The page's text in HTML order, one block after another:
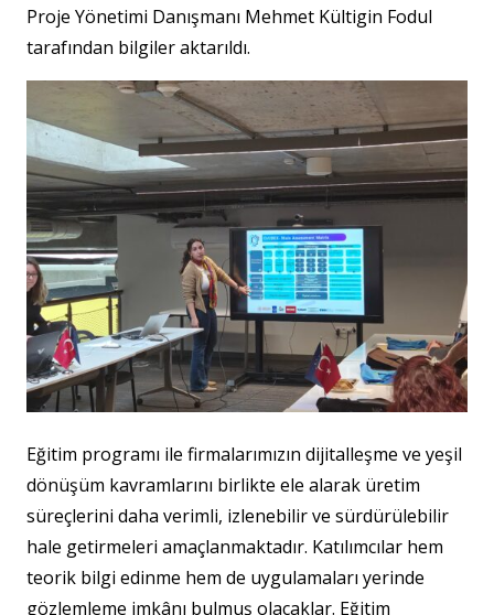
Proje Yönetimi Danışmanı Mehmet Kültigin Fodul
tarafından bilgiler aktarıldı.
Eğitim programı ile firmalarımızın dijitalleşme ve yeşil
dönüşüm kavramlarını birlikte ele alarak üretim
süreçlerini daha verimli, izlenebilir ve sürdürülebilir
hale getirmeleri amaçlanmaktadır. Katılımcılar hem
teorik bilgi edinme hem de uygulamaları yerinde
gözlemleme imkânı bulmuş olacaklar. Eğitim